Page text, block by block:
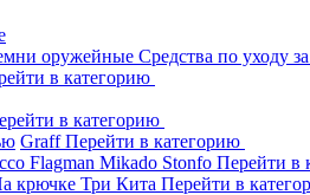
оружейные Средства по уходу
в категорию
в категорию
GraffПерейти в категорию
Flagman Mikado Stonfo Перейти в
крючке Три Кита Перейти в